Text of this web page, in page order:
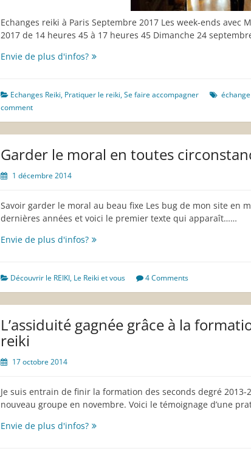
Echanges reiki à Paris Septembre 2017 Les week-ends avec
2017 de 14 heures 45 à 17 heures 45 Dimanche 24
Envie de plus d'infos?Rentrée
des
reiki
à
Echanges Reiki, Pratiquer le reiki,Se faire accompagner
comment
Garder le moral en toutes
1 décembre 2014
Savoir garder le moral au beau fixe Les bug de mon site en
dernières années et voici le premier texte qui apparaît……
Envie de plus d'infos?Garder
en
toutes
circonstances
Découvrir le REIKI, Le Reiki et vous 4 Comments
L’assiduité gagnée grâce à la
reiki
17 octobre 2014
Je suis entrain de finir la formation des seconds degré
nouveau groupe en novembre. Voici le témoignage d’une
Envie de plus d'infos?L’assiduité